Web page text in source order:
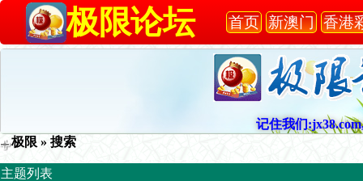
极限论坛 首页 新澳门 香港
记住我们
极限 » 搜索
主题列表